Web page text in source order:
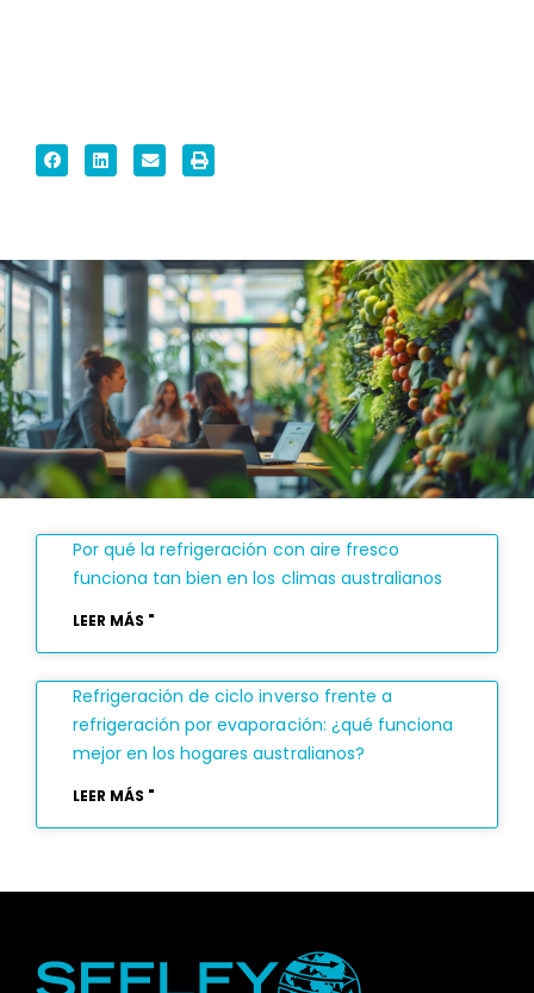
Por qué la refrigeración con aire fresco
funciona tan bien en los climas australianos
LEER MÁS "
Refrigeración de ciclo inverso frente a
refrigeración por evaporación: ¿qué funciona
mejor en los hogares australianos?
LEER MÁS "